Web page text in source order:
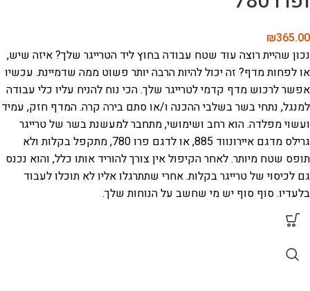
₪365.00
נכון שהיית רוצה עוד שטח עבודה בחוץ ליד הטרייגר שלך? איזה שיש,
או לפחות מדף? זה יכול להיות הרבה יותר פשוט ממה שדמיינת. עכשיו
אפשר לרכוש מדף קדמי לטרייגר שלך. הכי נוח להניח עליו כלי עבודה
למנגל, נתחי בשר בשלבי ההכנה ו/או סתם בירה קרה. המדף חזק, עמיד
ועשוי מפלדה. הוא רחב ושימושי, מתחבר למעשנת בשר של טרייגר
גרילס מדגם איירונווד 885, או לדגם פרו 780, מתקפל בקלות ולא
תופס שטח מיותר. לאחר הקיפול אין צורך להוריד אותו כלל, והוא נכנס
גם לכיסוי של טרייגר בקלות. אחרי שתתרגלו אליו לא תוכלו לעבוד
בלעדיו. סוף סוף יש מי שחשב על הנוחות שלך.